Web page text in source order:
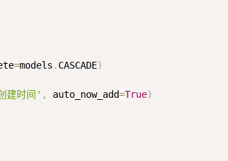
=models . CASCADE)
建时间' , auto_now_add=True)